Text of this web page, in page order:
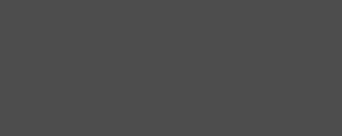
de datos titularidad de OTOSALUD
Los datos personales que usted